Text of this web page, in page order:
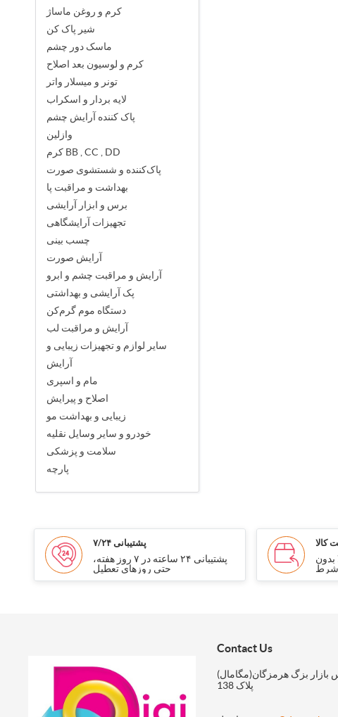
کرم و روغن ماساژ
شیر پاک کن
ماسک دور چشم
کرم و لوسیون بعد اصلاح
تونر و میسلار واتر
لایه بردار و اسکراب
پاک کننده آرایش چشم
وازلین
کرم BB , CC , DD
پاک‌کننده و شستشوی صورت
بهداشت و مراقبت پا
برس و ابزار آرایشی
تجهیزات آرایشگاهی
چسب بینی
آرایش صورت
آرایش و مراقبت چشم و ابرو
پک آرایشی و بهداشتی
دستگاه موم گرم‌کن
آرایش و مراقبت لب
سایر لوازم و تجهیزات زیبایی و
آرایش
مام و اسپری
اصلاح و پیرایش
زیبایی و بهداشت مو
خودرو و سایر وسایل نقلیه
سلامت و پزشکی
پارچه
پشتیبانی ۷/۲۴
پشتیبانی ۲۴ ساعته در ۷ روز هفته،
حتی روزهای تعطیل
کالا
بدون
شرط
Contact Us
بازار بزگ هرمزگان(مگامال)
پلاک 138